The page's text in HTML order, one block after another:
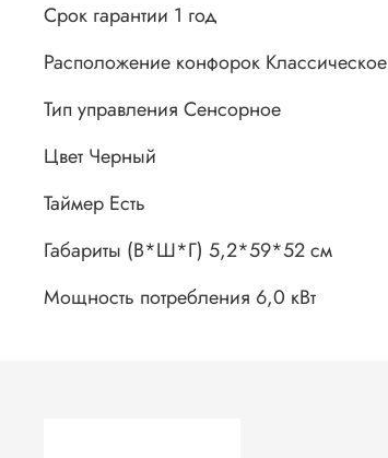
Срок гарантии 1 год
Расположение конфорок Классическое
Тип управления Сенсорное
Цвет Черный
Таймер Есть
Габариты (В*Ш*Г) 5,2*59*52 см
Мощность потребления 6,0 кВт